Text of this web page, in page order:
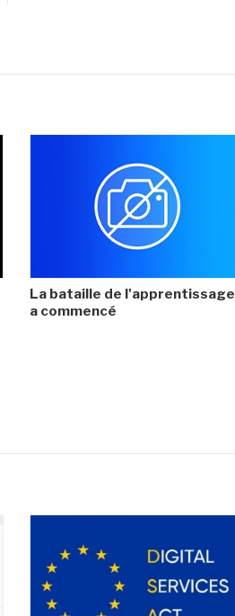
La bataille de l'apprentissage
a commencé